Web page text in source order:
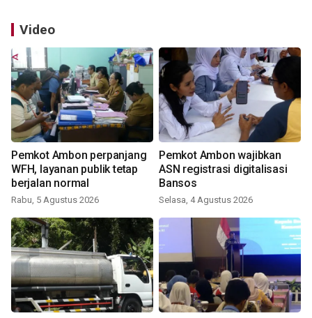
Video
Pemkot Ambon perpanjang
WFH, layanan publik tetap
berjalan normal
Rabu, 5 Agustus 2026
Pemkot Ambon wajibkan
ASN registrasi digitalisasi
Bansos
Selasa, 4 Agustus 2026